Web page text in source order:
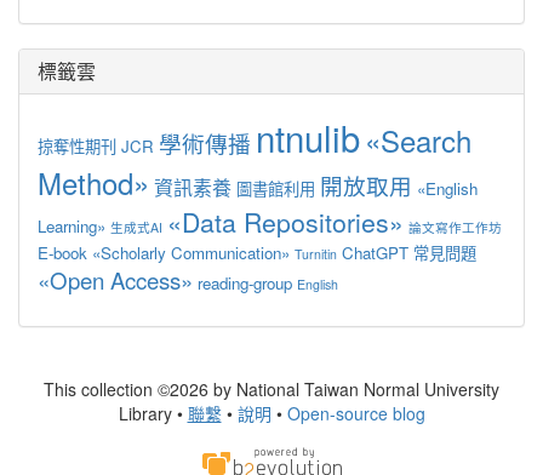
標籤雲
掠奪性期刊 JCR 學術傳播 ntnulib«Search
Method» 資訊素養 圖書館利用 開放取用 «English
Learning» 生成式AI «Data Repositories» 論文寫作工作坊
E-book «Scholarly Communication» Turnitin ChatGPT 常見問題
«Open Access» reading-group English
This collection ©2026 by National Taiwan Normal University
Library • 聯繫• 說明 • Open-source blog